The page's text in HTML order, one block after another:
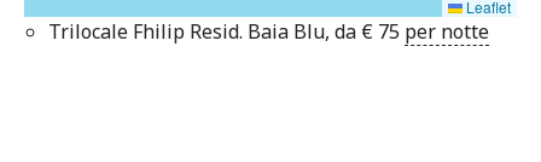
Leaflet
Trilocale Fhilip Resid. Baia Blu, da € 75 per notte